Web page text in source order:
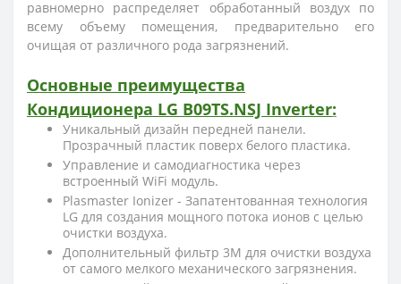
равномерно распределяет обработанный воздух по
всему объему помещения, предварительно его
очищая от различного рода загрязнений.
Основные преимущества
Кондиционера LG B09TS.NSJ Inverter:
Уникальный дизайн передней панели.
Прозрачный пластик поверх белого пластика.
Управление и самодиагностика через
встроенный WiFi модуль.
Plasmaster Ionizer - Запатентованная технология
LG для создания мощного потока ионов с целью
очистки воздуха.
Дополнительный фильтр 3M для очистки воздуха
от самого мелкого механического загрязнения.